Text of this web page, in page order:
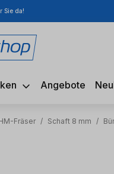
springen
Sie da!
Angebote
Fräser / Schaft 8 mm /